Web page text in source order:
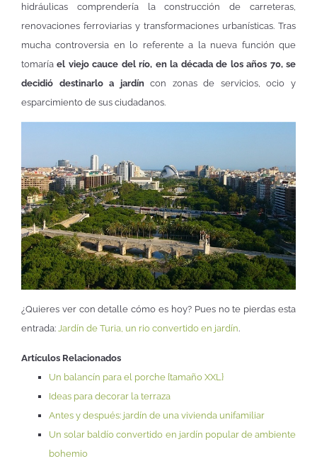
hidráulicas comprendería la construcción de carreteras,
renovaciones ferroviarias y transformaciones urbanísticas. Tras
mucha controversia en lo referente a la nueva función que
tomaríael viejo cauce del río, en la década de los años 70, se
decidió destinarlo a jardíncon zonas de servicios, ocio y
esparcimiento de sus ciudadanos.
¿Quieres ver con detalle cómo es hoy? Pues no te pierdas esta
entrada: Jardín de Turia, un rio convertido en jardín.
Artículos Relacionados
Un balancín para el porche {tamaño XXL}
Ideas para decorar la terraza
Antes y después: jardín de una vivienda unifamiliar
Un solar baldío convertido en jardín popular de ambiente
bohemio